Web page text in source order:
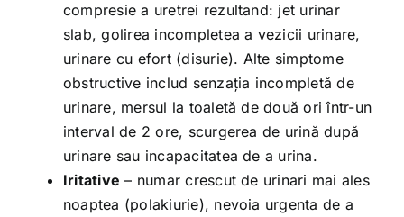
compresie a uretrei rezultand: jet urinar
slab, golirea incompletea a vezicii urinare,
urinare cu efort (disurie). Alte simptome
obstructive includ senzația incompletă de
urinare, mersul la toaletă de două ori într-un
interval de 2 ore, scurgerea de urină după
urinare sau incapacitatea de a urina.
Iritative – numar crescut de urinari mai ales
noaptea (polakiurie), nevoia urgenta de a